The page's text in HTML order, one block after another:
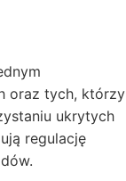
oraz tych, którzy
ukrytych
regulację